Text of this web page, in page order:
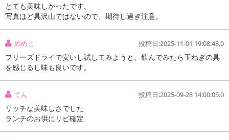
とても美味しかったです。
写真ほど具沢山ではないので、期待し過ぎ注意。
めめこ 投稿日:2025-11-01 19:08:48.0
フリーズドライで安いし試してみようと、飲んでみたら玉ねぎの具
を感じるし味も良いです。
てん 投稿日:2025-09-28 14:00:05.0
リッチな美味しさでした
ランチのお供にリピ確定